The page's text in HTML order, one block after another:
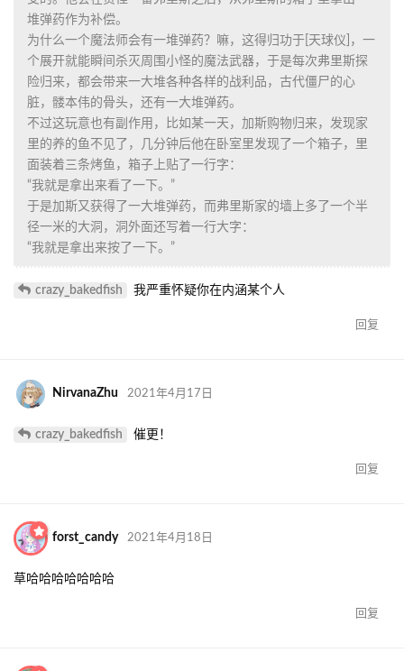
堆弹药作为补偿。
为什么一个魔法师会有一堆弹药？嘛，这得归功于[天球仪]，一
个展开就能瞬间杀灭周围小怪的魔法武器，于是每次弗里斯探
险归来，都会带来一大堆各种各样的战利品，古代僵尸的心
脏，髅本伟的骨头，还有一大堆弹药。
不过这玩意也有副作用，比如某一天，加斯购物归来，发现家
里的养的鱼不见了，几分钟后他在卧室里发现了一个箱子，里
面装着三条烤鱼，箱子上贴了一行字：
“我就是拿出来看了一下。”
于是加斯又获得了一大堆弹药，而弗里斯家的墙上多了一个半
径一米的大洞，洞外面还写着一行大字：
“我就是拿出来按了一下。”
crazy_bakedfish 我严重怀疑你在内涵某个人
回复
NirvanaZhu 2021年4月17日
crazy_bakedfish 催更！
回复
forst_candy 2021年4月18日
草哈哈哈哈哈哈哈
回复